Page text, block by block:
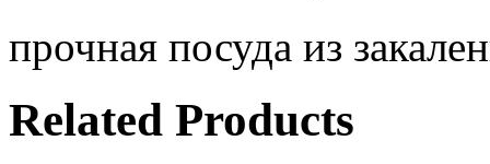
прочная посуда из
Related Products